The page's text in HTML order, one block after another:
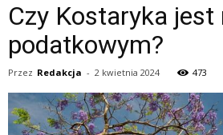
Czy Kostaryka jest
podatkowym?
Przez Redakcja - 2 kwietnia 2024 473